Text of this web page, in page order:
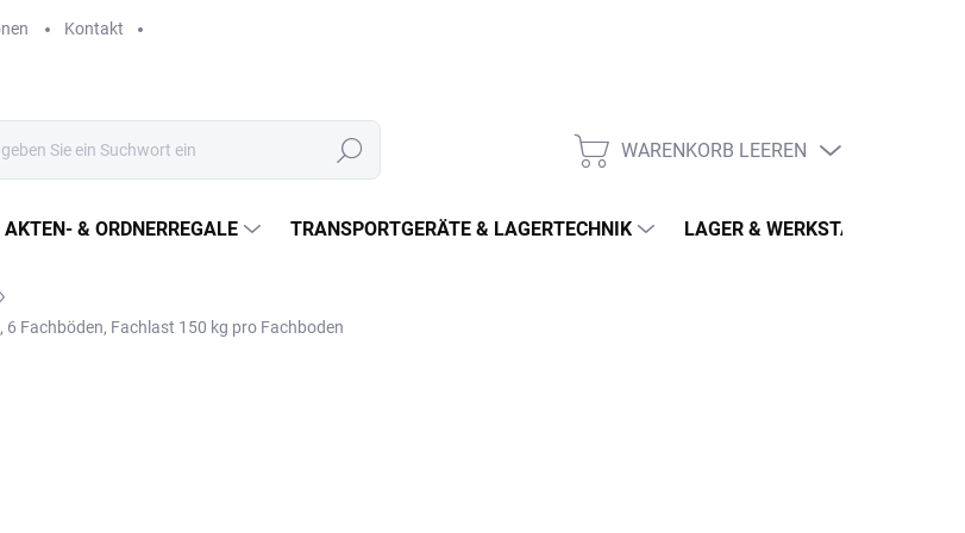
Kontakt
Suchen WARENKORB
WARENKORB LEEREN
AKTEN- & ORDNERREGALE TRANSPORTGERÄTE & LAGERTECHNIK LAGER & WERKSTATT
Fachböden, Fachlast 150 kg pro Fachboden